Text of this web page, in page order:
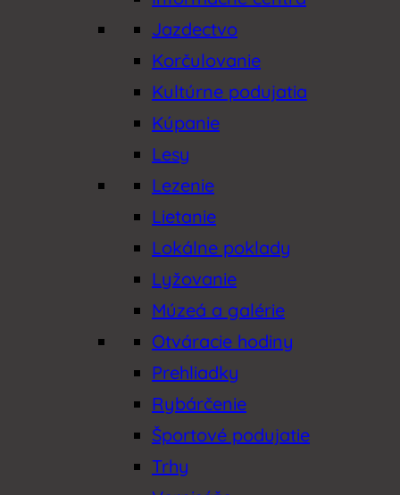
Jazdectvo
Korčulovanie
Kultúrne podujatia
Kúpanie
Lesy
Lezenie
Lietanie
Lokálne poklady
Lyžovanie
Múzeá a galérie
Otváracie hodiny
Prehliadky
Rybárčenie
Športové podujatie
Trhy